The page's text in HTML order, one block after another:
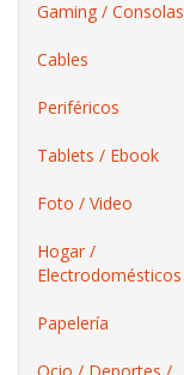
Gaming / Consolas
Cables
Periféricos
Tablets / Ebook
Foto / Video
Hogar /
Electrodomésticos
Papelería